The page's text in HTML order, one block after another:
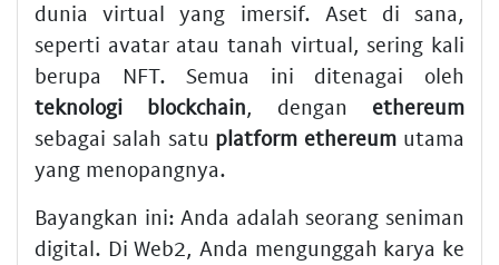
dunia virtual yang imersif. Aset di sana,
seperti avatar atau tanah virtual, sering kali
berupa NFT. Semua ini ditenagai oleh
teknologi blockchain, dengan ethereum
sebagai salah satu platform ethereum utama
yang menopangnya.
Bayangkan ini: Anda adalah seorang seniman
digital. Di Web2, Anda mengunggah karya ke